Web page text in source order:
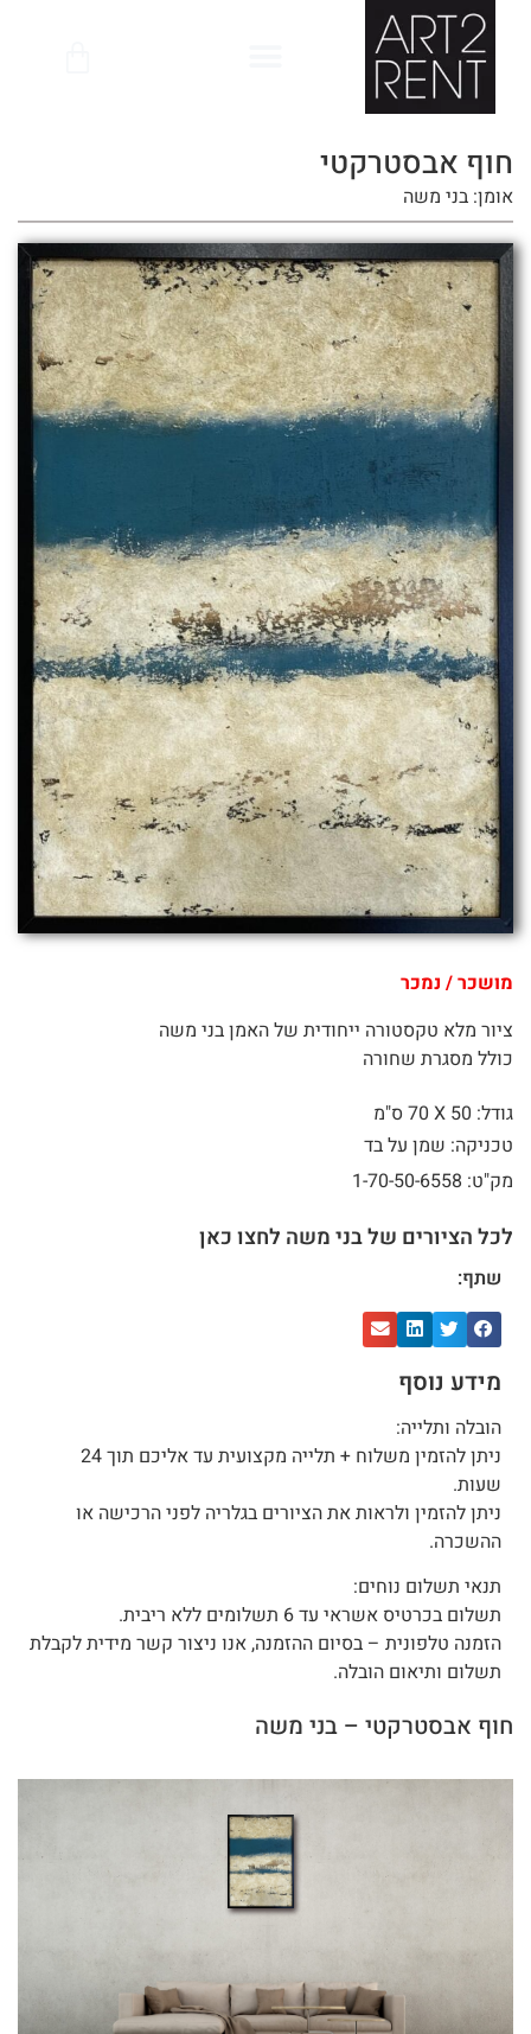
חוף אבסטרקטי
אומן: בני משה
מושכר / נמכר
ציור מלא טקסטורה ייחודית של האמן בני משה
כולל מסגרת שחורה
גודל: 50 X
70 ס"מ
טכניקה: שמן על בד
מק"ט: 1-70-50-6558
לכל הציורים של בני משה לחצו כאן
שתף:
מידע נוסף
הובלה ותלייה:
ניתן להזמין משלוח + תלייה מקצועית עד אליכם תוך 24
שעות.
ניתן להזמין ולראות את הציורים בגלריה לפני הרכישה או
ההשכרה.
תנאי תשלום נוחים:
תשלום בכרטיס אשראי עד 6 תשלומים ללא ריבית.
הזמנה טלפונית – בסיום ההזמנה, אנו ניצור קשר מידית לקבלת
תשלום ותיאום הובלה.
חוף אבסטרקטי – בני משה